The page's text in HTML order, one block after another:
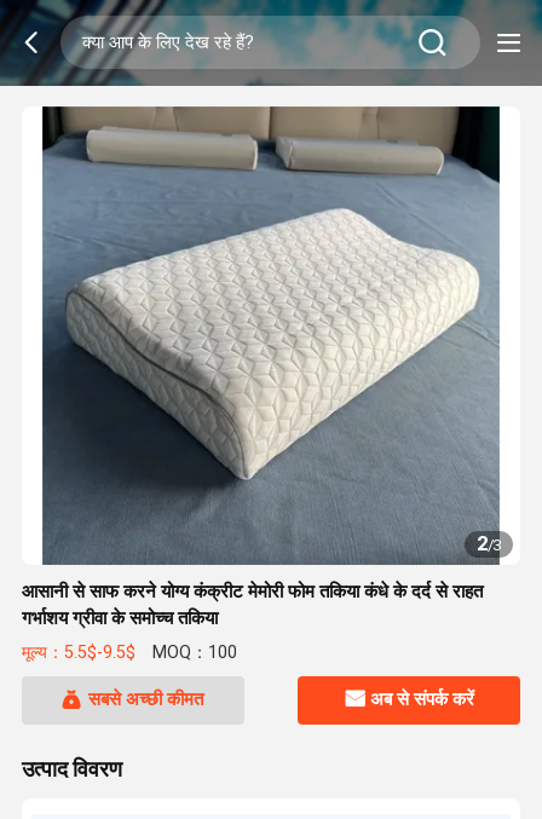
2/3
आसानी से साफ करने योग्य कंक्रीट मेमोरी फोम तकिया कंधे के दर्द से राहत
गर्भाशय ग्रीवा के समोच्च तकिया
मूल्य：5.5$-9.5$ MOQ：100
सबसे अच्छी कीमत अब से संपर्क करें
उत्पाद विवरण